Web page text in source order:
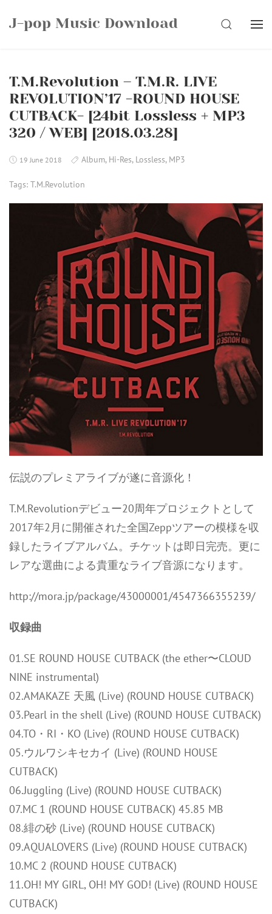
J-pop Music Download SEARCH
T.M.Revolution – T.M.R. LIVE
REVOLUTION’17 -ROUND HOUSE
CUTBACK- [24bit Lossless + MP3
320 / WEB] [2018.03.28]
19 June 2018 Album, Hi-Res, Lossless, MP3
Tags: T.M.Revolution
伝説のプレミアライブが遂に音源化！
T.M.Revolutionデビュー20周年プロジェクトとして
2017年2月に開催された全国Zeppツアーの模様を収
録したライブアルバム。チケットは即日完売。更に
レアな選曲による貴重なライブ音源になります。
http://mora.jp/package/43000001/4547366355239/
収録曲
01.SE ROUND HOUSE CUTBACK (the ether〜CLOUD
NINE instrumental)
02.AMAKAZE 天風 (Live) (ROUND HOUSE CUTBACK)
03.Pearl in the shell (Live) (ROUND HOUSE CUTBACK)
04.TO・RI・KO (Live) (ROUND HOUSE CUTBACK)
05.ウルワシキセカイ (Live) (ROUND HOUSE
CUTBACK)
06.Juggling (Live) (ROUND HOUSE CUTBACK)
07.MC 1 (ROUND HOUSE CUTBACK) 45.85 MB
08.緋の砂 (Live) (ROUND HOUSE CUTBACK)
09.AQUALOVERS (Live) (ROUND HOUSE CUTBACK)
10.MC 2 (ROUND HOUSE CUTBACK)
11.OH! MY GIRL, OH! MY GOD! (Live) (ROUND HOUSE
CUTBACK)